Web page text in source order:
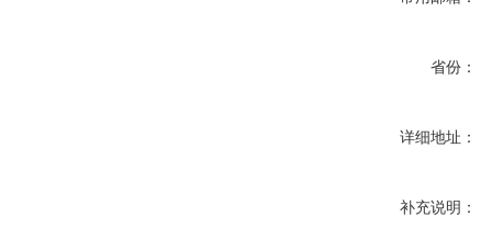
省份：
详细地址：
补充说明：